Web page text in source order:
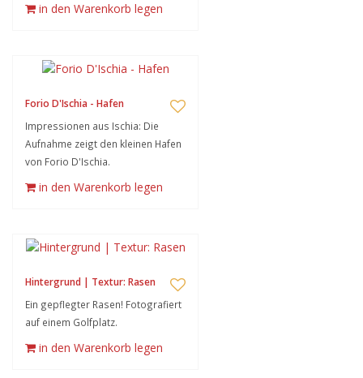
in den Warenkorb legen
Forio D'Ischia - Hafen
Impressionen aus Ischia: Die
Aufnahme zeigt den kleinen Hafen
von Forio D'Ischia.
in den Warenkorb legen
Hintergrund | Textur: Rasen
Ein gepflegter Rasen! Fotografiert
auf einem Golfplatz.
in den Warenkorb legen